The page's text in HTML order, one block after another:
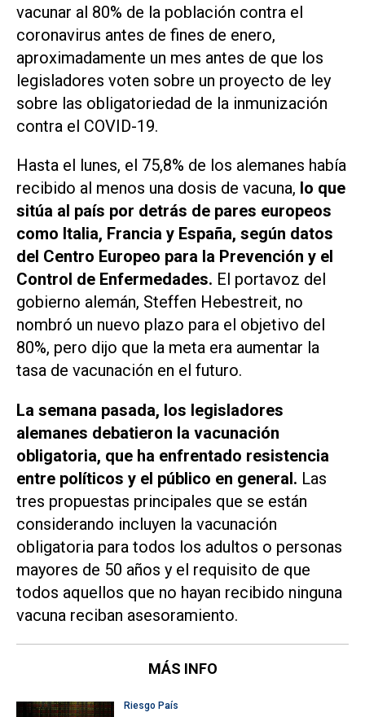
vacunar al 80% de la población contra el
coronavirus antes de fines de enero,
aproximadamente un mes antes de que los
legisladores voten sobre un proyecto de ley
sobre las obligatoriedad de la inmunización
contra el COVID-19.
Hasta el lunes, el 75,8% de los alemanes había
recibido al menos una dosis de vacuna, lo que
sitúa al país por detrás de pares europeos
como Italia, Francia y España, según datos
del Centro Europeo para la Prevención y el
Control de Enfermedades. El portavoz del
gobierno alemán, Steffen Hebestreit, no
nombró un nuevo plazo para el objetivo del
80%, pero dijo que la meta era aumentar la
tasa de vacunación en el futuro.
La semana pasada, los legisladores
alemanes debatieron la vacunación
obligatoria, que ha enfrentado resistencia
entre políticos y el público en general. Las
tres propuestas principales que se están
considerando incluyen la vacunación
obligatoria para todos los adultos o personas
mayores de 50 años y el requisito de que
todos aquellos que no hayan recibido ninguna
vacuna reciban asesoramiento.
MÁS INFO
Riesgo País